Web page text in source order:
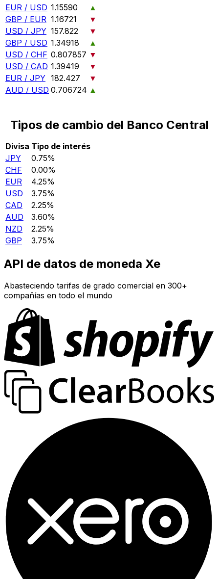
EUR / USD 1.15590
▲
GBP / EUR 1.16721
▼
USD / JPY 157.822
▼
GBP / USD 1.34918
▲
USD / CHF 0.807857 ▼
USD / CAD 1.39419
▼
EUR / JPY 182.427
▼
AUD / USD 0.706724 ▲
Tipos de cambio del Banco Central
Divisa Tipo de interés
JPY
0.75%
CHF
0.00%
EUR
4.25%
USD
3.75%
CAD
2.25%
AUD
3.60%
NZD
2.25%
GBP
3.75%
API de datos de moneda Xe
Abasteciendo tarifas de grado comercial en 300+
compañías en todo el mundo